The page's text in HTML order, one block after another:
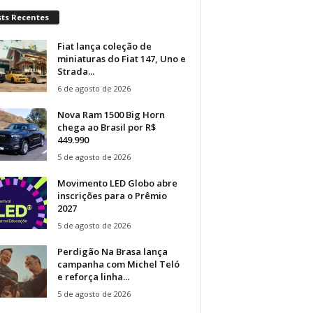
Recentes
Fiat lança coleção de
miniaturas do Fiat 147, Uno e
Strada...
6 de agosto de 2026
Nova Ram 1500 Big Horn
chega ao Brasil por R$
449.990
5 de agosto de 2026
Movimento LED Globo abre
inscrições para o Prêmio
2027
5 de agosto de 2026
Perdigão Na Brasa lança
campanha com Michel Teló
e reforça linha...
5 de agosto de 2026